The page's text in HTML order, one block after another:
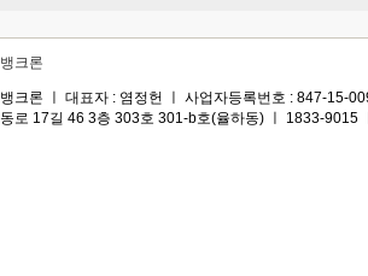
뱅크론
뱅크론 ㅣ 대표자 : 염정헌 ㅣ 사업자등록번호 : 847-15-
동로 17길 46 3층 303호 301-b호(율하동) ㅣ 1833-9015